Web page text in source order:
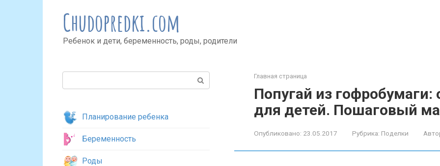
Chudopredki.com
Ребенок и дети, беременность, роды, родители
Главная страница
Попугай из
для детей. Пошаговый
Опубликовано: 23.05.2017 Рубрика: Поделки
Планирование ребенка
Беременность
Роды